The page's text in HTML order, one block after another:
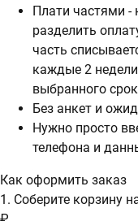
Плати частями -
разделить
часть
каждые 2
выбранного
Без анкет и
Нужно просто
телефона и
Как оформить заказ
1. Соберите корзину